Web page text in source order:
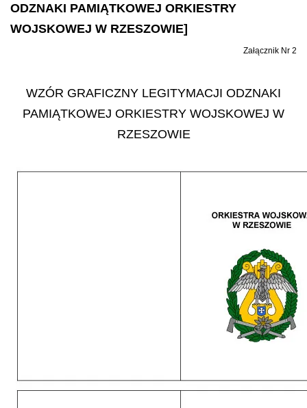
ODZNAKI PAMIĄTKOWEJ ORKIESTRY
WOJSKOWEJ W RZESZOWIE]
Załącznik Nr 2
WZÓR GRAFICZNY LEGITYMACJI ODZNAKI
PAMIĄTKOWEJ ORKIESTRY WOJSKOWEJ W
RZESZOWIE